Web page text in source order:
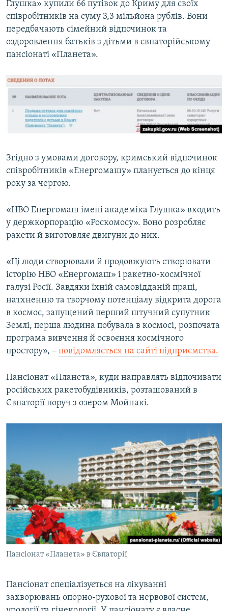
Глушка» купили 66 путівок до Криму для своїх
співробітників на суму 3,3 мільйона рублів. Вони
передбачають сімейний відпочинок та
оздоровлення батьків з дітьми в євпаторійському
пансіонаті «Планета».
Згідно з умовами договору, кримський відпочинок
співробітників «Енергомашу» планується до кінця
року за чергою.
«НВО Енергомаш імені академіка Глушка» входить
у держкорпорацію «Роскомосу». Воно розробляє
ракети й виготовляє двигуни до них.
«Ці люди створювали й продовжують створювати
історію НВО «Енергомаш» і ракетно-космічної
галузі Росії. Завдяки їхній самовідданій праці,
натхненню та творчому потенціалу відкрита дорога
в космос, запущений перший штучний супутник
Землі, перша людина побувала в космосі, розпочата
програма вивчення й освоєння космічного
простору», ‒повідомляється на сайті підприємства.
Пансіонат «Планета», куди направлять відпочивати
російських ракетобудівників, розташований в
Євпаторії поруч з озером Мойнакі.
Пансіонат «Планета» в Євпаторії
Пансіонат спеціалізується на лікуванні
захворювань опорно-рухової та нервової систем,